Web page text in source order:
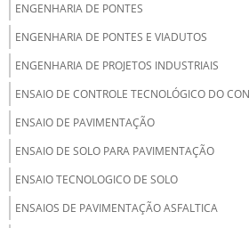
ENGENHARIA DE PONTES
ENGENHARIA DE PONTES E VIADUTOS
ENGENHARIA DE PROJETOS INDUSTRIAIS
ENSAIO DE CONTROLE TECNOLÓGICO DO
ENSAIO DE PAVIMENTAÇÃO
ENSAIO DE SOLO PARA PAVIMENTAÇÃO
ENSAIO TECNOLOGICO DE SOLO
ENSAIOS DE PAVIMENTAÇÃO ASFALTICA